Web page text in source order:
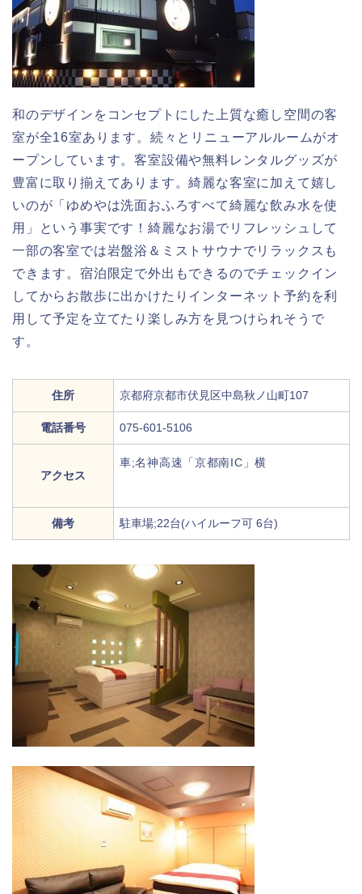
和のデザインをコンセプトにした上質な癒し空間の客
室が全16室あります。続々とリニューアルルームがオ
ープンしています。客室設備や無料レンタルグッズが
豊富に取り揃えてあります。綺麗な客室に加えて嬉し
いのが「ゆめやは洗面おふろすべて綺麗な飲み水を使
用」という事実です！綺麗なお湯でリフレッシュして
一部の客室では岩盤浴＆ミストサウナでリラックスも
できます。宿泊限定で外出もできるのでチェックイン
してからお散歩に出かけたりインターネット予約を利
用して予定を立てたり楽しみ方を見つけられそうで
す。
住所 京都府京都市伏見区中島秋ノ山町107
電話番号 075-601-5106
アクセス
車;名神高速「京都南IC」横
備考 駐車場;22台(ハイルーフ可 6台)